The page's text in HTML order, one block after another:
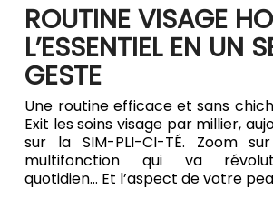
ROUTINE VISAGE
L’ESSENTIEL EN UN
GESTE
Une routine efficace et sans
Exit les soins visage par millier,
sur la SIM-PLI-CI-TÉ. Zoom
multifonction qui va
quotidien… Et l’aspect de votre